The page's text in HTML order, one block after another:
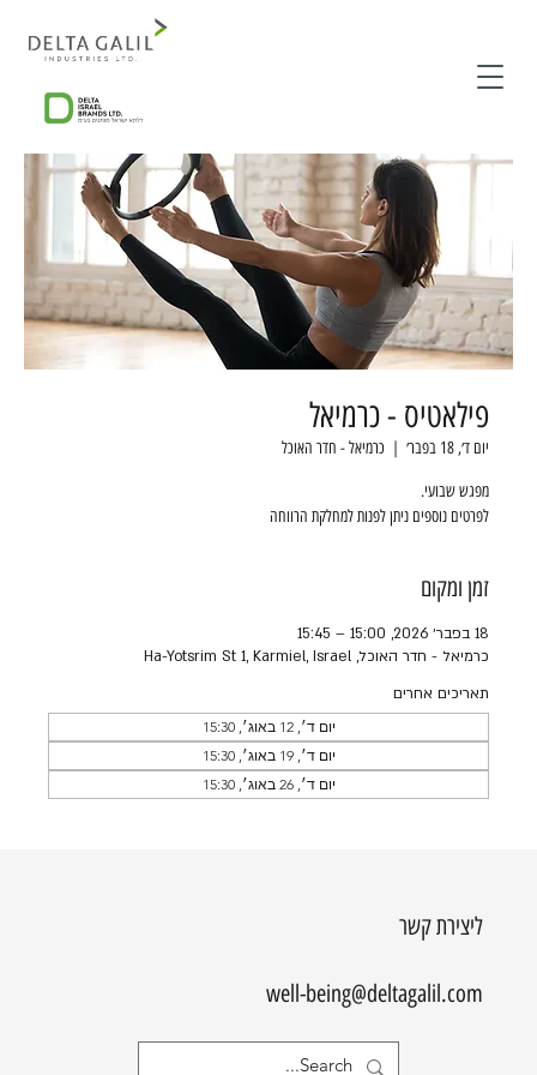
פילאטיס - כרמיאל
יום ד׳, 18 בפבר׳
  |
כרמיאל - חדר האוכל
לפרטים נוספים ניתן לפנות למחלקת הרווחה
זמן ומקום
18 בפבר׳ 2026, 15:00 – 15:45
כרמיאל - חדר האוכל, Ha-Yotsrim St 1, Karmiel, Israel
תאריכים אחרים
יום ד׳, 12 באוג׳, 15:30
יום ד׳, 19 באוג׳, 15:30
יום ד׳, 26 באוג׳, 15:30
ליצירת קשר
well-being@deltagalil.com